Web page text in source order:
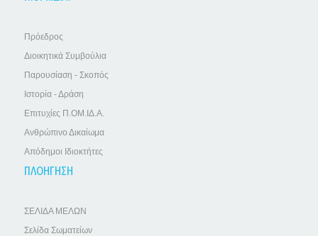
Πρόεδρος
Διοικητικά Συμβούλια
Παρουσίαση - Σκοπός
Ιστορία - Δράση
Επιτυχίες Π.ΟΜ.ΙΔ.Α.
Ανθρώπινο Δικαίωμα
Απόδημοι Ιδιοκτήτες
ΠΛΟΗΓΗΣΗ
ΣΕΛΙΔΑ ΜΕΛΩΝ
Σελίδα Σωματείων